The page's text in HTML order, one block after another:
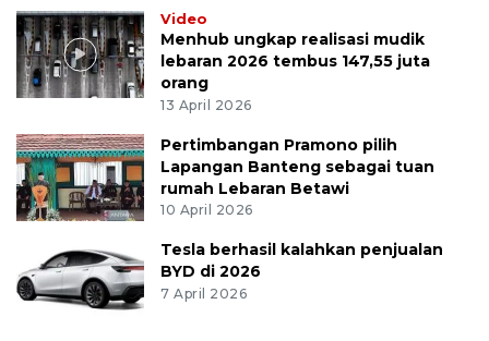
Video
Menhub ungkap realisasi mudik
lebaran 2026 tembus 147,55 juta
orang
13 April 2026
Pertimbangan Pramono pilih
Lapangan Banteng sebagai tuan
rumah Lebaran Betawi
10 April 2026
Tesla berhasil kalahkan penjualan
BYD di 2026
7 April 2026